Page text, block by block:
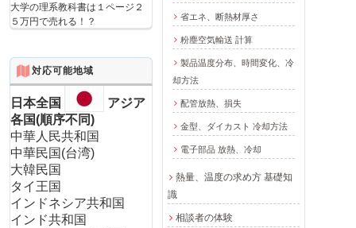
省エネ、断熱材厚さ
粉塵空気輸送 計算
製品温度分布、時間変化、冷
却方法
配管放熱、損失
金型、ダイカスト 冷却方法
電子部品 放熱、冷却
熱量、温度の求め方 基礎知
識
相談者の体験
大学の理系教科書は１ページ２
５万円で売れる！？
対応可能地域
日本全国
アジア
各国(順序不同)
中華人民共和国
中華民国(台湾)
大韓民国
タイ王国
インドネシア共和国
インド共和国